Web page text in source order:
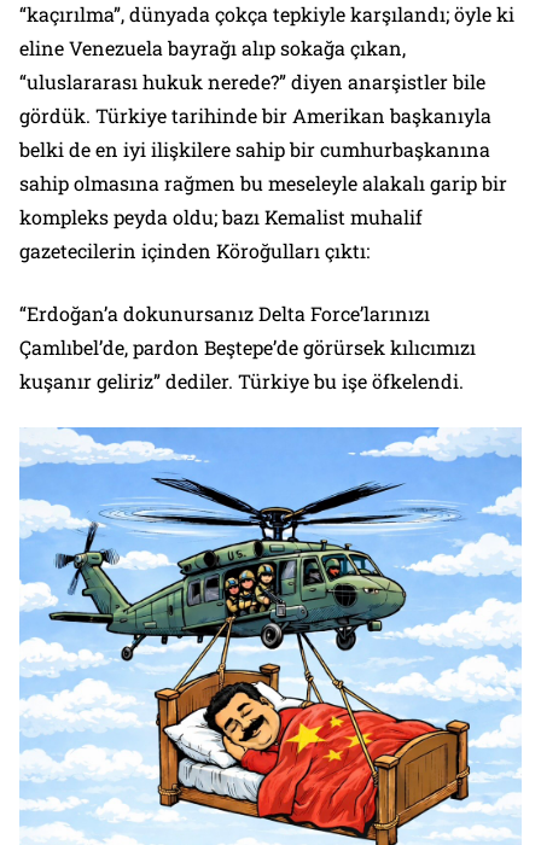
“kaçırılma”, dünyada çokça tepkiyle karşılandı; öyle ki
eline Venezuela bayrağı alıp sokağa çıkan,
“uluslararası hukuk nerede?” diyen anarşistler bile
gördük. Türkiye tarihinde bir Amerikan başkanıyla
belki de en iyi ilişkilere sahip bir cumhurbaşkanına
sahip olmasına rağmen bu meseleyle alakalı garip bir
kompleks peyda oldu; bazı Kemalist muhalif
gazetecilerin içinden Köroğulları çıktı:
“Erdoğan’a dokunursanız Delta Force’larınızı
Çamlıbel’de, pardon Beştepe’de görürsek kılıcımızı
kuşanır geliriz” dediler. Türkiye bu işe öfkelendi.